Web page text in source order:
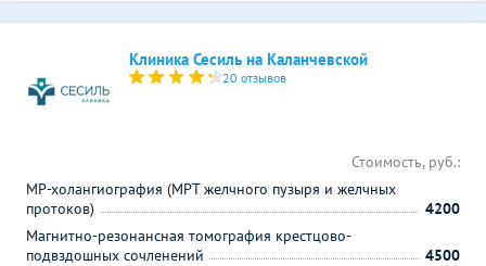
Клиника Сесиль на Каланчевской
20 отзывов
Стоимость, руб.:
МР-холангиография (МРТ желчного пузыря и желчных
протоков)
4200
Магнитно-резонансная томография крестцово-
подвздошных сочленений
4500